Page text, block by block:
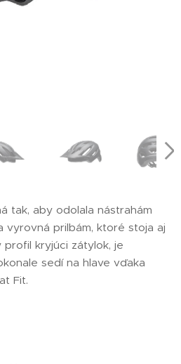
tak, aby odolala nástrahám
vyrovná prilbám, ktoré stoja aj
kryjúci zátylok, je
sedí na hlave vďaka
Fit.